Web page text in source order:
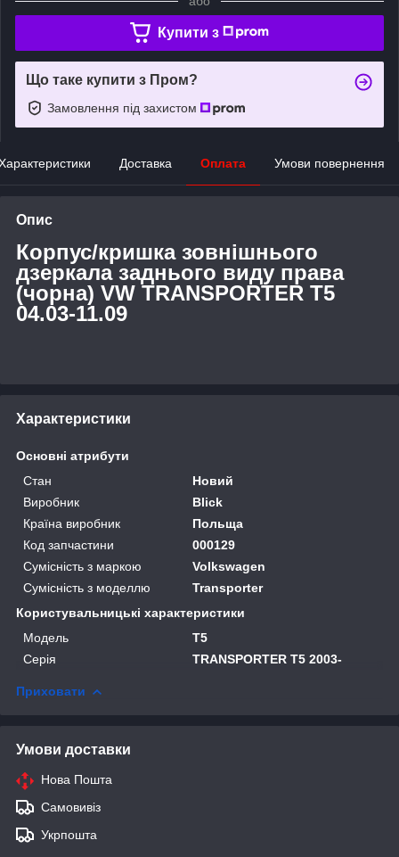
Купити з
Що таке купити з Пром?
Замовлення під захистом
Доставка Оплата Умови повернення
Опис
Корпус/кришка зовнішнього
дзеркала заднього виду права
(чорна) VW TRANSPORTER T5
04.03-11.09
Характеристики
Основні атрибути
Стан
Новий
Виробник
Blick
Країна виробник
Польща
Код запчастини
000129
Сумісність з маркою
Volkswagen
Сумісність з моделлю
Transporter
Користувальницькі характеристики
Модель
T5
Серія
TRANSPORTER T5 2003-
Приховати
Умови доставки
Нова Пошта
Самовивіз
Укрпошта